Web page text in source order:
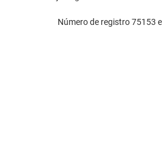
Número de registro 75153